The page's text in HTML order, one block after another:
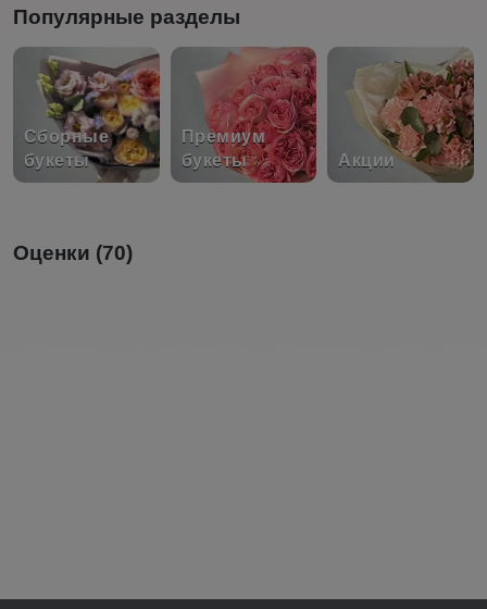
Популярные разделы
Сборные
букеты
Премиум
букеты
Акции
Оценки (70)